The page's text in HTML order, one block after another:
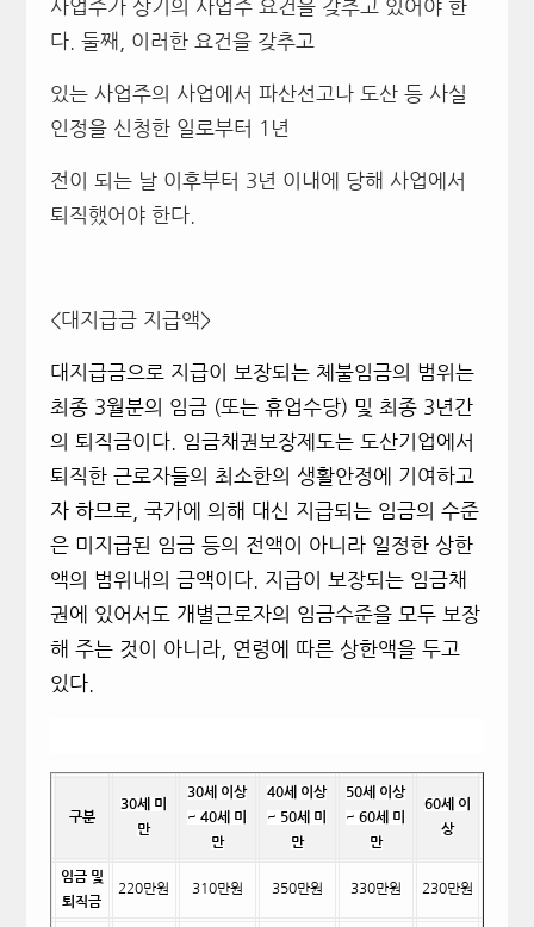
사업주가 상기의 사업주 요건을 갖추고 있어야 한
다. 둘째, 이러한 요건을 갖추고
있는 사업주의 사업에서 파산선고나 도산 등 사실
인정을 신청한 일로부터 1년
전이 되는 날 이후부터 3년 이내에 당해 사업에서
퇴직했어야 한다.
<대지급금 지급액>
대지급금으로 지급이 보장되는 체불임금의 범위는
최종 3월분의 임금 (또는 휴업수당) 및 최종 3년간
의 퇴직금이다. 임금채권보장제도는 도산기업에서
퇴직한 근로자들의 최소한의 생활안정에 기여하고
자 하므로, 국가에 의해 대신 지급되는 임금의 수준
은 미지급된 임금 등의 전액이 아니라 일정한 상한
액의 범위내의 금액이다. 지급이 보장되는 임금채
권에 있어서도 개별근로자의 임금수준을 모두 보장
해 주는 것이 아니라, 연령에 따른 상한액을 두고
있다.
구분
30세 미
만
30세 이상
~ 40세 미
만
40세 이상
~ 50세 미
만
50세 이상
~ 60세 미
만
60세 이
상
임금 및
퇴직금
220만원 310만원 350만원 330만원 230만원